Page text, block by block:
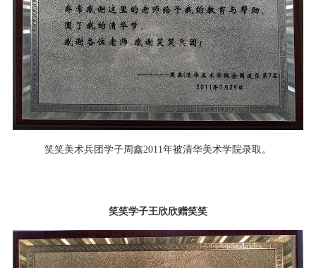
笑笑美术兵团学子周鑫2011年被清华美术学院录取。
笑笑学子王欣欣赠笑笑